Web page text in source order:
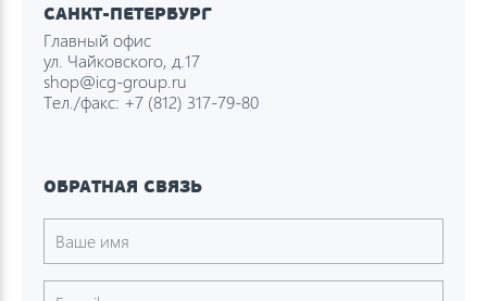
САНКТ-ПЕТЕРБУРГ
Главный офис
ул. Чайковского, д.17
shop@icg-group.ru
Тел./факс: +7 (812) 317-79-80
ОБРАТНАЯ СВЯЗЬ